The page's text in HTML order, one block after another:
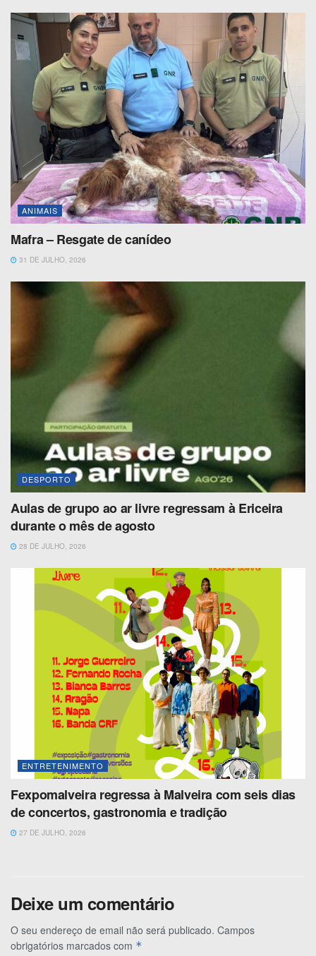
ANIMAIS
Mafra – Resgate de canídeo
31 DE JULHO, 2026
DESPORTO
Aulas de grupo ao ar livre regressam à Ericeira
durante o mês de agosto
28 DE JULHO, 2026
ENTRETENIMENTO
Fexpomalveira regressa à Malveira com seis dias
de concertos, gastronomia e tradição
27 DE JULHO, 2026
Deixe um comentário
O seu endereço de email não será publicado. Campos
obrigatórios marcados com *